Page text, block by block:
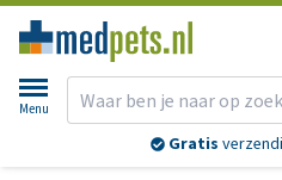
Menu
Gratis